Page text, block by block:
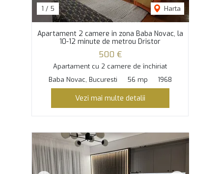
1 / 5 Harta
Apartament 2 camere in zona Baba Novac, la
10-12 minute de metrou Dristor
500 €
Apartament cu 2 camere de închiriat
Baba Novac, Bucuresti
56 mp 1968
Vezi mai multe detalii